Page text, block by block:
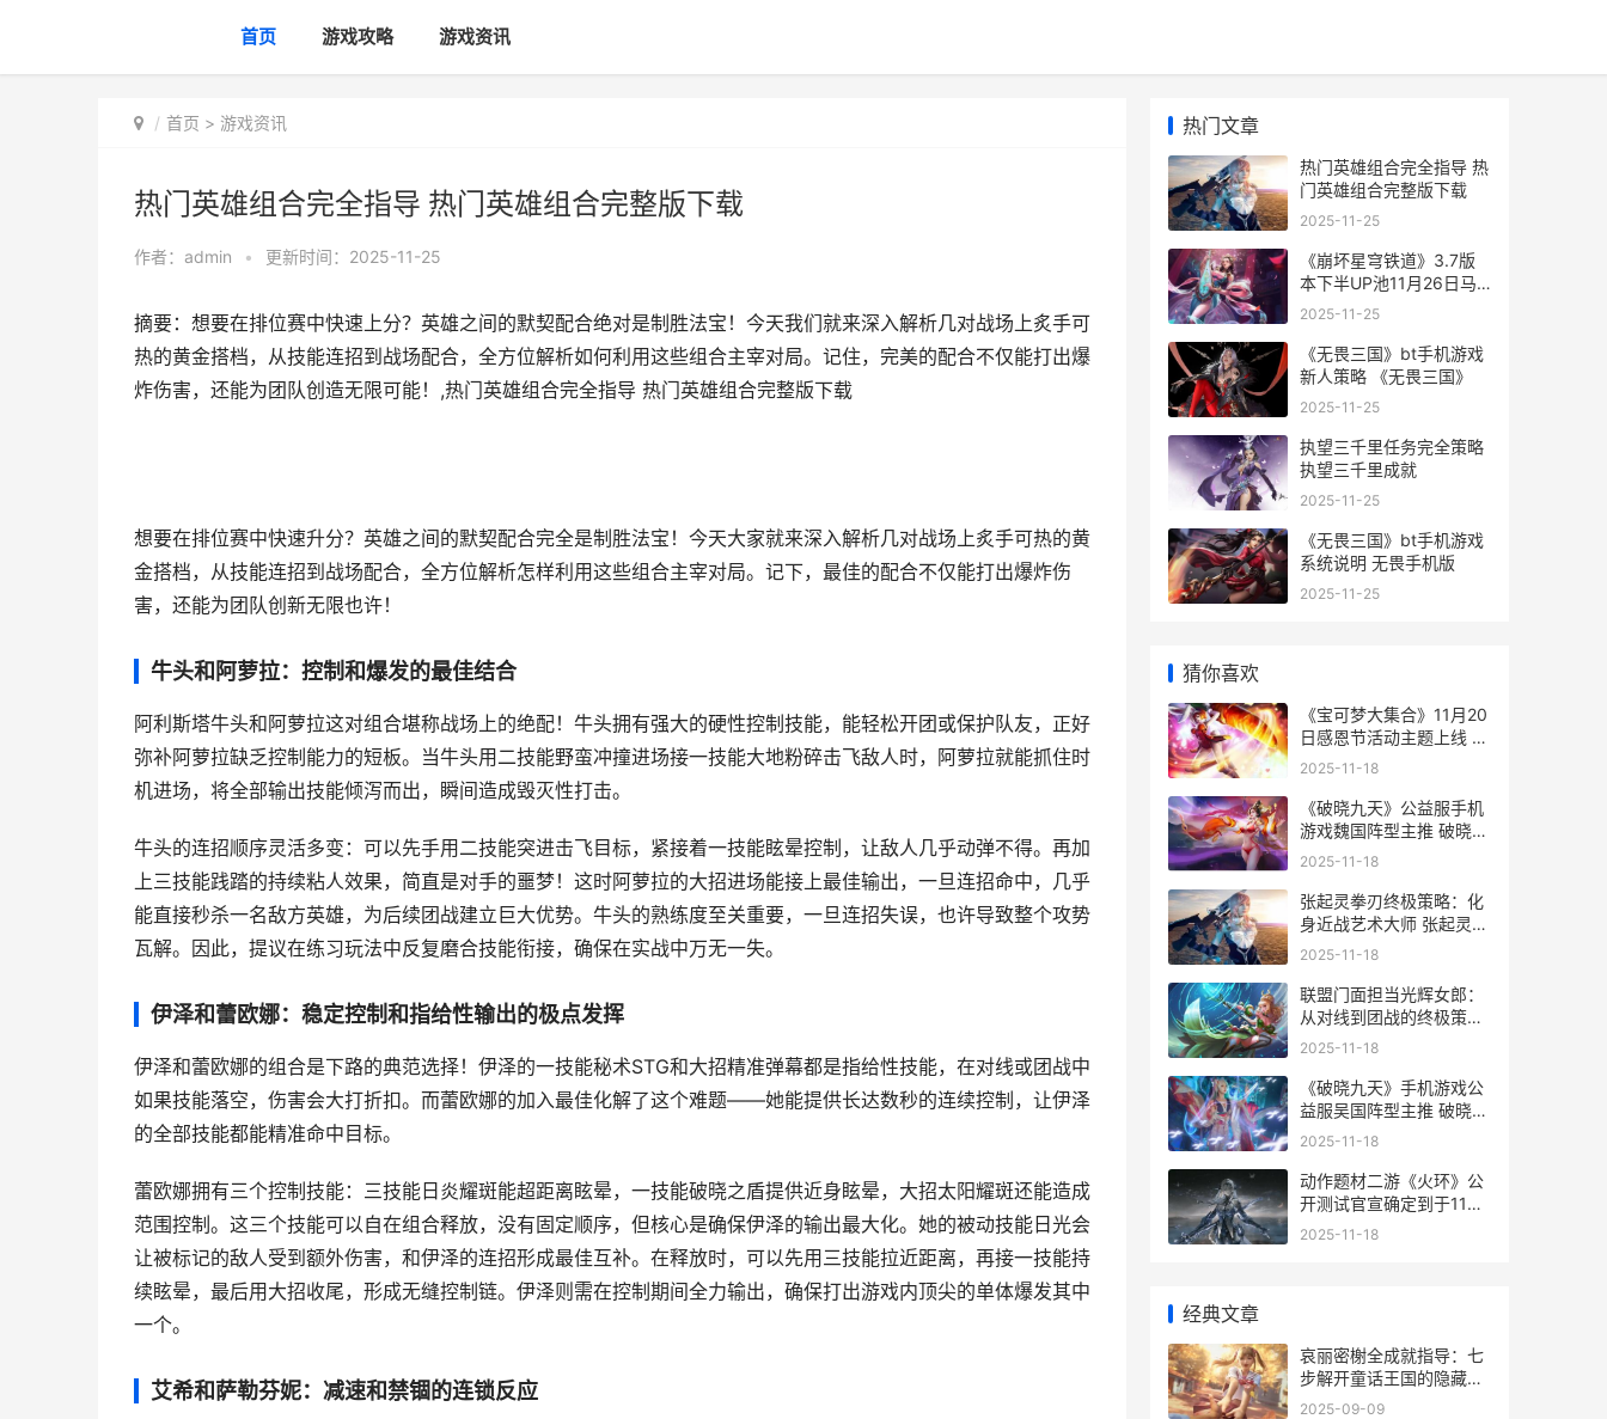
首页 游戏攻略 游戏资讯
首页 > 游戏资讯
热门英雄组合完全指导 热门英雄组合完整版下载
作者： admin • 更新时间：2025-11-25
摘要：想要在排位赛中快速上分？英雄之间的默契配合绝对是制胜法宝！今天我们就来深入解析几对战场上炙手可
热的黄金搭档，从技能连招到战场配合，全方位解析如何利用这些组合主宰对局。记住，完美的配合不仅能打出爆
炸伤害，还能为团队创造无限可能！,热门英雄组合完全指导 热门英雄组合完整版下载
想要在排位赛中快速升分？英雄之间的默契配合完全是制胜法宝！今天大家就来深入解析几对战场上炙手可热的黄
金搭档，从技能连招到战场配合，全方位解析怎样利用这些组合主宰对局。记下，最佳的配合不仅能打出爆炸伤
害，还能为团队创新无限也许！
牛头和阿萝拉：控制和爆发的最佳结合
阿利斯塔牛头和阿萝拉这对组合堪称战场上的绝配！牛头拥有强大的硬性控制技能，能轻松开团或保护队友，正好
弥补阿萝拉缺乏控制能力的短板。当牛头用二技能野蛮冲撞进场接一技能大地粉碎击飞敌人时，阿萝拉就能抓住时
机进场，将全部输出技能倾泻而出，瞬间造成毁灭性打击。
牛头的连招顺序灵活多变：可以先手用二技能突进击飞目标，紧接着一技能眩晕控制，让敌人几乎动弹不得。再加
上三技能践踏的持续粘人效果，简直是对手的噩梦！这时阿萝拉的大招进场能接上最佳输出，一旦连招命中，几乎
能直接秒杀一名敌方英雄，为后续团战建立巨大优势。牛头的熟练度至关重要，一旦连招失误，也许导致整个攻势
瓦解。因此，提议在练习玩法中反复磨合技能衔接，确保在实战中万无一失。
伊泽和蕾欧娜：稳定控制和指给性输出的极点发挥
伊泽和蕾欧娜的组合是下路的典范选择！伊泽的一技能秘术STG和大招精准弹幕都是指给性技能，在对线或团战中
如果技能落空，伤害会大打折扣。而蕾欧娜的加入最佳化解了这个难题——她能提供长达数秒的连续控制，让伊泽
的全部技能都能精准命中目标。
蕾欧娜拥有三个控制技能：三技能日炎耀斑能超距离眩晕，一技能破晓之盾提供近身眩晕，大招太阳耀斑还能造成
范围控制。这三个技能可以自在组合释放，没有固定顺序，但核心是确保伊泽的输出最大化。她的被动技能日光会
让被标记的敌人受到额外伤害，和伊泽的连招形成最佳互补。在释放时，可以先用三技能拉近距离，再接一技能持
续眩晕，最后用大招收尾，形成无缝控制链。伊泽则需在控制期间全力输出，确保打出游戏内顶尖的单体爆发其中
一个。
艾希和萨勒芬妮：减速和禁锢的连锁反应
热门文章
热门英雄组合完全指导 热
门英雄组合完整版下载
2025-11-25
《崩坏星穹铁道》3.7版
本下半UP池11月26日马
上开始 崩坏星穹铁道wiki
2025-11-25
《无畏三国》bt手机游戏
新人策略 《无畏三国》
2025-11-25
执望三千里任务完全策略
执望三千里成就
2025-11-25
《无畏三国》bt手机游戏
系统说明 无畏手机版
2025-11-25
猜你喜欢
《宝可梦大集合》11月20
日感恩节活动主题上线 小
智的所有宝可梦大集合
2025-11-18
《破晓九天》公益服手机
游戏魏国阵型主推 破晓贴
吧
2025-11-18
张起灵拳刃终极策略：化
身近战艺术大师 张起灵膝
击
2025-11-18
联盟门面担当光辉女郎：
从对线到团战的终极策略
联盟的门面
2025-11-18
《破晓九天》手机游戏公
益服吴国阵型主推 破晓刘
可简谱
2025-11-18
动作题材二游《火环》公
开测试官宣确定到于11月
28日上线 动作游戏2020
2025-11-18
经典文章
哀丽密榭全成就指导：七
步解开童话王国的隐藏勋
章
2025-09-09